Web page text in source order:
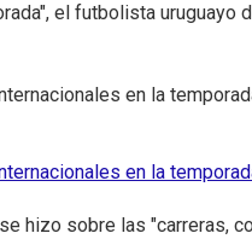
el futbolista uruguayo
en la
en la
hizo sobre las "carreras,